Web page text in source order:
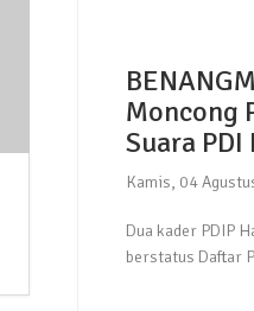
Moncong
Suara
Kamis, 04
Dua kader PDIP
berstatus Daftar